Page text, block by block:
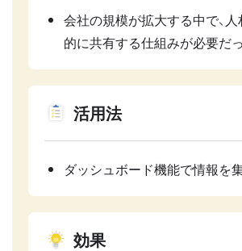
会社の規模が拡大する中で、
的に共有する仕組みが必要だ
活用法
ダッシュボード機能で情報を
効果